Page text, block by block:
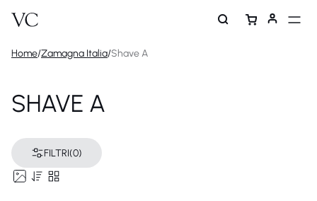
Home/Zamagna Italia/Shave A
SHAVE A
FILTRI(0)